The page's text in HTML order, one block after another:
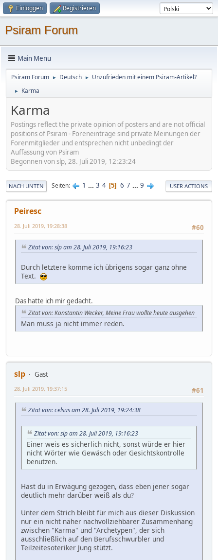
Einloggen Registrieren
Psiram Forum
Main Menu
Psiram Forum ► Deutsch ► Unzufrieden mit einem Psiram-Artikel?
► Karma
Karma
Postings reflect the private opinion of posters and are not official
positions of Psiram - Foreneinträge sind private Meinungen der
Forenmitglieder und entsprechen nicht unbedingt der
Auffassung von Psiram
Begonnen von slp, 28. Juli 2019, 12:23:24
NACH UNTEN Seiten 1 ... 3 4 5 6 7 ... 9 USER ACTIONS
Peiresc
#60
28. Juli 2019, 19:28:38
Zitat von: slp am 28. Juli 2019, 19:16:23
Durch letztere komme ich übrigens sogar ganz ohne
Text.
Das hatte ich mir gedacht.
Zitat von: Konstantin Wecker, Meine Frau wollte heute ausgehen
Man muss ja nicht immer reden.
slp
Gast
#61
28. Juli 2019, 19:37:15
Zitat von: celsus am 28. Juli 2019, 19:24:38
Zitat von: slp am 28. Juli 2019, 19:16:23
Einer weis es sicherlich nicht, sonst würde er hier
nicht Wörter wie Gewäsch oder Gesichtskontrolle
benutzen.
Hast du in Erwägung gezogen, dass eben jener sogar
deutlich mehr darüber weiß als du?
Unter dem Strich bleibt für mich aus dieser Diskussion
nur ein nicht näher nachvollziehbarer Zusammenhang
zwischen "Karma" und "Archetypen", der sich
ausschließlich auf den Berufsschwurbler und
Teilzeitesoteriker Jung stützt.